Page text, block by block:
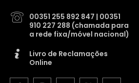
00351 255 892 847 | 00351
910 227 288 (chamada para
a rede fixa/móvel nacional)
Livro de Reclamações
Online